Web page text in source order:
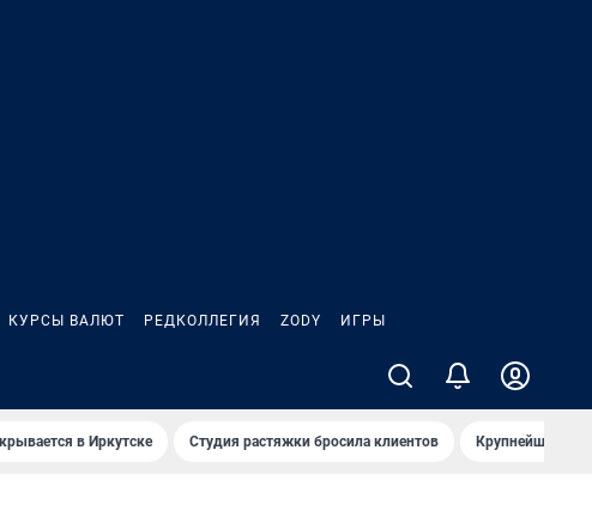
КУРСЫ ВАЛЮТ РЕДКОЛЛЕГИЯ ZODY ИГРЫ
в Иркутске Студия растяжки бросила клиентов Крупнейшие